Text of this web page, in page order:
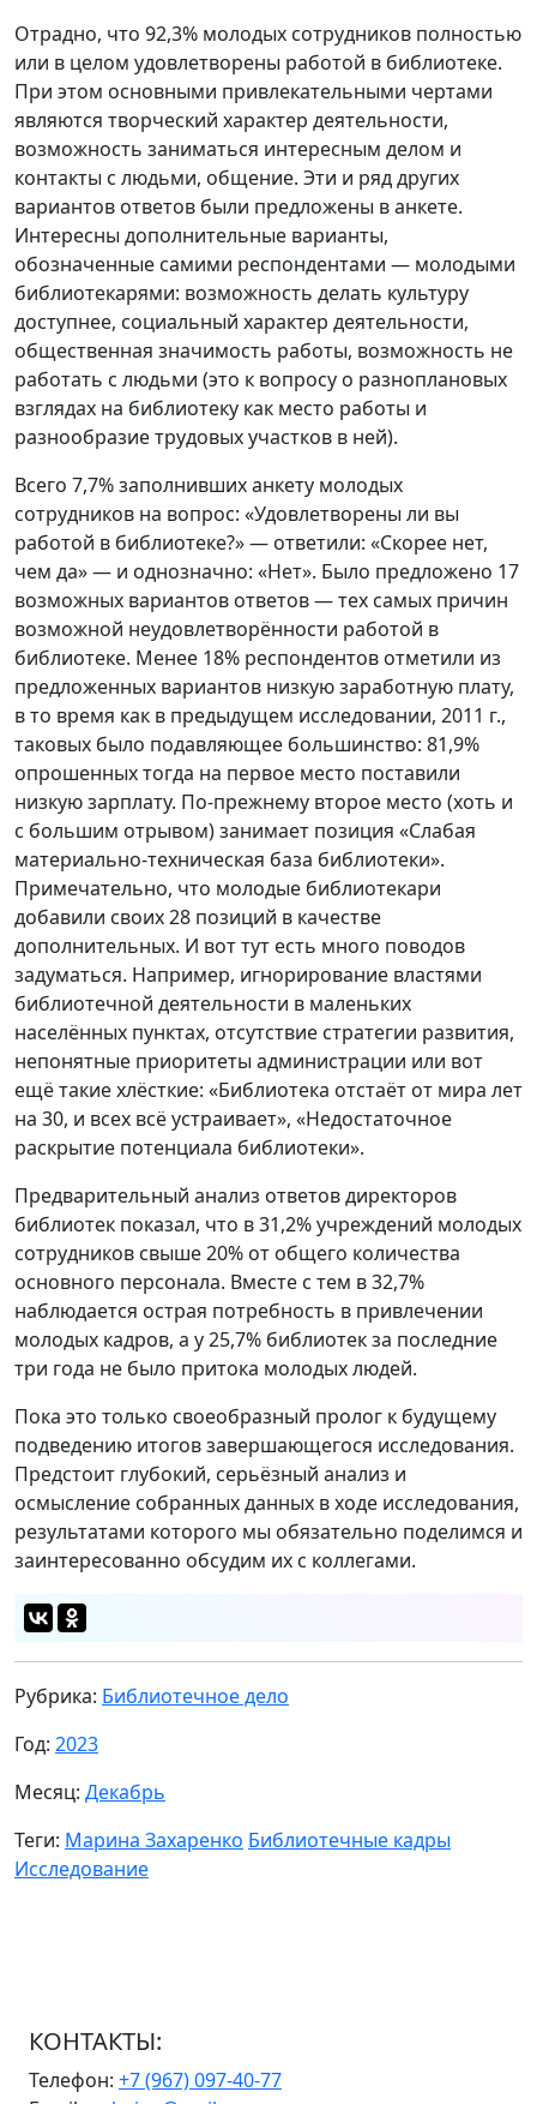
Отрадно, что 92,3% молодых сотрудников полностью
или в целом удовлетворены работой в библиотеке.
При этом основными привлекательными чертами
являются творческий характер деятельности,
возможность заниматься интересным делом и
контакты с людьми, общение. Эти и ряд других
вариантов ответов были предложены в анкете.
Интересны дополнительные варианты,
обозначенные самими респондентами — молодыми
библиотекарями: возможность делать культуру
доступнее, социальный характер деятельности,
общественная значимость работы, возможность не
работать с людьми (это к вопросу о разноплановых
взглядах на библиотеку как место работы и
разнообразие трудовых участков в ней).
Всего 7,7% заполнивших анкету молодых
сотрудников на вопрос: «Удовлетворены ли вы
работой в библиотеке?» — ответили: «Скорее нет,
чем да» — и однозначно: «Нет». Было предложено 17
возможных вариантов ответов — тех самых причин
возможной неудовлетворённости работой в
библиотеке. Менее 18% респондентов отметили из
предложенных вариантов низкую заработную плату,
в то время как в предыдущем исследовании, 2011 г.,
таковых было подавляющее большинство: 81,9%
опрошенных тогда на первое место поставили
низкую зарплату. По-прежнему второе место (хоть и
с большим отрывом) занимает позиция «Слабая
материально-техническая база библиотеки».
Примечательно, что молодые библиотекари
добавили своих 28 позиций в качестве
дополнительных. И вот тут есть много поводов
задуматься. Например, игнорирование властями
библиотечной деятельности в маленьких
населённых пунктах, отсутствие стратегии развития,
непонятные приоритеты администрации или вот
ещё такие хлёсткие: «Библиотека отстаёт от мира лет
на 30, и всех всё устраивает», «Недостаточное
раскрытие потенциала библиотеки».
Предварительный анализ ответов директоров
библиотек показал, что в 31,2% учреждений молодых
сотрудников свыше 20% от общего количества
основного персонала. Вместе с тем в 32,7%
наблюдается острая потребность в привлечении
молодых кадров, а у 25,7% библиотек за последние
три года не было притока молодых людей.
Пока это только своеобразный пролог к будущему
подведению итогов завершающегося исследования.
Предстоит глубокий, серьёзный анализ и
осмысление собранных данных в ходе исследования,
результатами которого мы обязательно поделимся и
заинтересованно обсудим их с коллегами.
Рубрика: Библиотечное дело
Год: 2023
Месяц: Декабрь
Теги: Марина Захаренко Библиотечные кадры
Исследование
КОНТАКТЫ:
Телефон: +7 (967) 097-40-77